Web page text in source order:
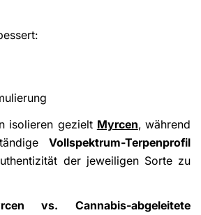
isolieren gezielt Myrcen, während
Vollspektrum-Terpenprofil
der jeweiligen Sorte zu
vs. Cannabis-abgeleitete